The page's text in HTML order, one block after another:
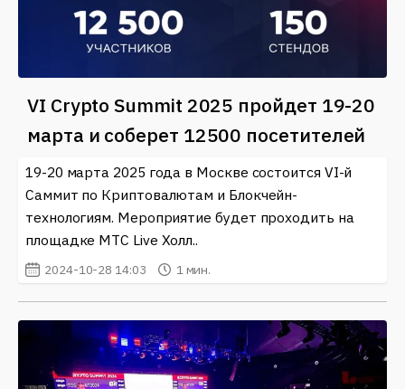
VI Crypto Summit 2025 пройдет 19-20
марта и соберет 12500 посетителей
19-20 марта 2025 года в Москве состоится VI-й
Саммит по Криптовалютам и Блокчейн-
технологиям. Мероприятие будет проходить на
площадке МТС Live Холл..
2024-10-28 14:03 1 мин.